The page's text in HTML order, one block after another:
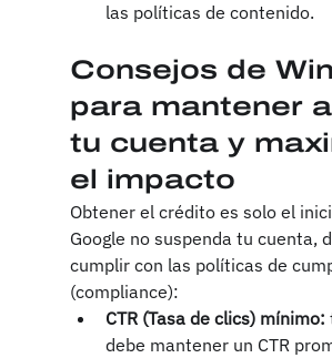
las políticas de contenido.
Consejos de
para mantener
tu cuenta y
el impacto
Obtener el crédito es solo el
Google no suspenda tu cuenta,
cumplir con las políticas de
(compliance):
CTR (Tasa de clics) mínimo:
debe mantener un CTR